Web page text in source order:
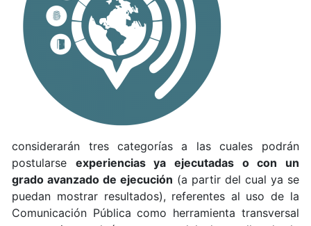
considerarán tres categorías a las cuales podrán
postularse experiencias ya ejecutadas o con un
grado avanzado de ejecución (a partir del cual ya se
puedan mostrar resultados), referentes al uso de la
Comunicación Pública como herramienta transversal